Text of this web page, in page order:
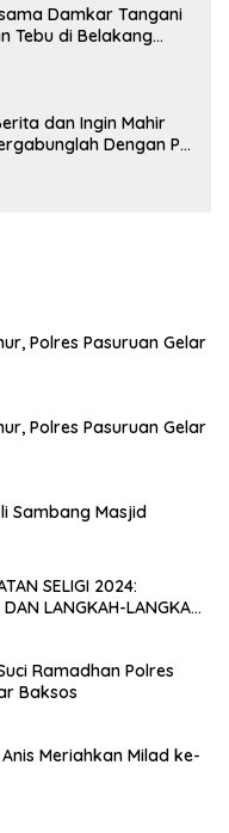
Damkar Tangani
Tebu di Belakang
dan Ingin Mahir
Dengan PT
Polres Pasuruan Gelar
Polres Pasuruan Gelar
Sambang Masjid
SELIGI 2024:
LANGKAH-LANGKAH
Ramadhan Polres
Baksos
Meriahkan Milad ke-